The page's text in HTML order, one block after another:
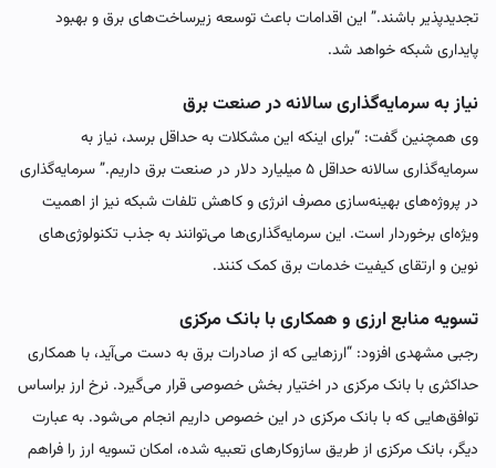
تجدیدپذیر باشند.” این اقدامات باعث توسعه زیرساخت‌های برق و بهبود
پایداری شبکه خواهد شد.
نیاز به سرمایه‌گذاری سالانه در صنعت برق
وی همچنین گفت: “برای اینکه این مشکلات به حداقل برسد، نیاز به
سرمایه‌گذاری سالانه حداقل ۵ میلیارد دلار در صنعت برق داریم.” سرمایه‌گذاری
در پروژه‌های بهینه‌سازی مصرف انرژی و کاهش تلفات شبکه نیز از اهمیت
ویژه‌ای برخوردار است. این سرمایه‌گذاری‌ها می‌توانند به جذب تکنولوژی‌های
نوین و ارتقای کیفیت خدمات برق کمک کنند.
تسویه منابع ارزی و همکاری با بانک مرکزی
رجبی مشهدی افزود: “ارزهایی که از صادرات برق به دست می‌آید، با همکاری
حداکثری با بانک مرکزی در اختیار بخش خصوصی قرار می‌گیرد. نرخ ارز براساس
توافق‌هایی که با بانک مرکزی در این خصوص داریم انجام می‌شود. به عبارت
دیگر، بانک مرکزی از طریق سازوکارهای تعبیه شده، امکان تسویه ارز را فراهم